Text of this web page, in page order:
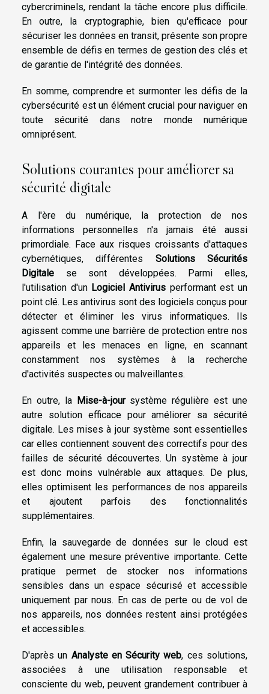
cybercriminels, rendant la tâche encore plus difficile.
En outre, la cryptographie, bien qu'efficace pour
sécuriser les données en transit, présente son propre
ensemble de défis en termes de gestion des clés et
de garantie de l'intégrité des données.
En somme, comprendre et surmonter les défis de la
cybersécurité est un élément crucial pour naviguer en
toute sécurité dans notre monde numérique
omniprésent.
Solutions courantes pour améliorer sa
sécurité digitale
A l'ère du numérique, la protection de nos
informations personnelles n'a jamais été aussi
primordiale. Face aux risques croissants d'attaques
cybernétiques, différentes Solutions Sécurités
Digitale se sont développées. Parmi elles,
l'utilisation d'un Logiciel Antivirus performant est un
point clé. Les antivirus sont des logiciels conçus pour
détecter et éliminer les virus informatiques. Ils
agissent comme une barrière de protection entre nos
appareils et les menaces en ligne, en scannant
constamment nos systèmes à la recherche
d'activités suspectes ou malveillantes.
En outre, la Mise-à-joursystème régulière est une
autre solution efficace pour améliorer sa sécurité
digitale. Les mises à jour système sont essentielles
car elles contiennent souvent des correctifs pour des
failles de sécurité découvertes. Un système à jour
est donc moins vulnérable aux attaques. De plus,
elles optimisent les performances de nos appareils
et ajoutent parfois des fonctionnalités
supplémentaires.
Enfin, la sauvegarde de données sur le cloud est
également une mesure préventive importante. Cette
pratique permet de stocker nos informations
sensibles dans un espace sécurisé et accessible
uniquement par nous. En cas de perte ou de vol de
nos appareils, nos données restent ainsi protégées
et accessibles.
D'après un Analyste en Sécurity web, ces solutions,
associées à une utilisation responsable et
consciente du web, peuvent grandement contribuer à